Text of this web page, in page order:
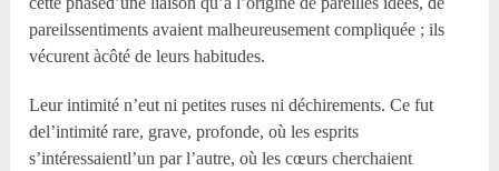
pareilssentiments avaient malheureusement compliquée ; ils
vécurent àcôté de leurs habitudes.
Leur intimité n’eut ni petites ruses ni déchirements. Ce fut
del’intimité rare, grave, profonde, où les esprits
s’intéressaientl’un par l’autre, où les cœurs cherchaient